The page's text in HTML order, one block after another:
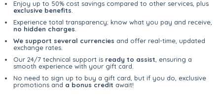
Enjoy up to 50% cost savings compared to other services, plus
exclusive benefits
Experience total transparency; know what you pay and receive,
no hidden charges
We support several currencies and offer real-time, updated
exchange rates.
Our 24/7 technical support is ready to assist , ensuring a
smooth experience with your gift card.
No need to sign up to buy a gift card, but if you do, exclusive
promotions and a bonus credit await!